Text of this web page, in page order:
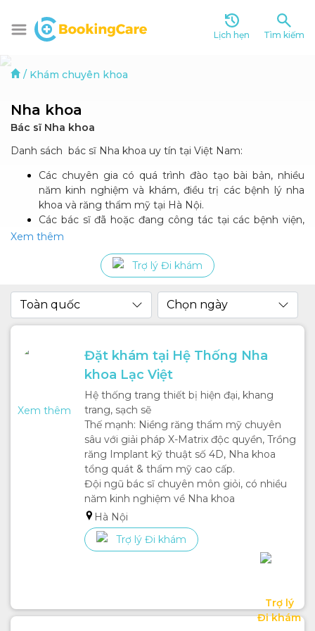
Lịch hẹn Tìm kiếm
/ Khám chuyên khoa
Nha khoa
Bác sĩ Nha khoa
Danh sách bác sĩ Nha khoa uy tín tại Việt Nam:
Các chuyên gia có quá trình đào tạo bài bản, nhiều
năm kinh nghiệm và khám, điều trị các bệnh lý nha
khoa và răng thẩm mỹ tại Hà Nội.
Các bác sĩ đã hoặc đang công tác tại các bệnh viện,
phòng khám nha khoa uy tín, với các trang thiết bị
Khám tư vấn, điều trị các bệnh lý về răng, làm răng
thẩm mỹ
Nhổ răng
Hàn răng
Điều trị Viêm nha chu
Bọc răng sứ
Dán sứ Veneer
Niềng răng (nắn chỉnh răng)
Xem thêm
Trợ lý Đi khám
Toàn quốc Chọn ngày
Xem thêm
Đặt khám tại Hệ Thống Nha
khoa Lạc Việt
Hệ thống trang thiết bị hiện đại, khang
trang, sạch sẽ
Thế mạnh: Niềng răng thẩm mỹ chuyên
sâu với giải pháp X-Matrix độc quyền, Trồng
răng Implant kỹ thuật số 4D, Nha khoa
tổng quát & thẩm mỹ cao cấp.
Đội ngũ bác sĩ chuyên môn giỏi, có nhiều
năm kinh nghiệm về Nha khoa
Hà Nội
Trợ lý Đi khám
Trợ lý
Đi khám